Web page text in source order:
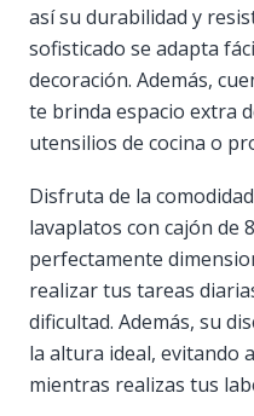
así su durabilidad y
sofisticado se adapta
decoración. Además,
te brinda espacio extra
utensilios de cocina o
Disfruta de la
lavaplatos con cajón de
perfectamente
realizar tus tareas
dificultad. Además, su
la altura ideal, evitando
mientras realizas tus